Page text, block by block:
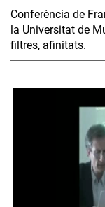
Conferència de
la Universitat de
filtres, afinitats.